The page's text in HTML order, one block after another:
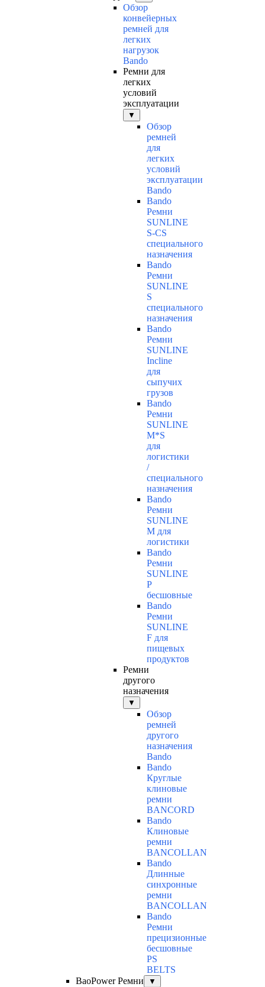
Обзор
конвейерных
ремней для
легких
нагрузок
Bando
Ремни для
легких
условий
эксплуатации
▼
Обзор
ремней
для
легких
условий
эксплуатации
Bando
Bando
Ремни
SUNLINE
S-CS
специального
назначения
Bando
Ремни
SUNLINE
S
специального
назначения
Bando
Ремни
SUNLINE
Incline
для
сыпучих
грузов
Bando
Ремни
SUNLINE
M*S
для
логистики
/
специального
назначения
Bando
Ремни
SUNLINE
M для
логистики
Bando
Ремни
SUNLINE
P
бесшовные
Bando
Ремни
SUNLINE
F для
пищевых
продуктов
Ремни
другого
назначения
▼
Обзор
ремней
другого
назначения
Bando
Bando
Круглые
клиновые
ремни
BANCORD
Bando
Клиновые
ремни
BANCOLLAN
Bando
Длинные
синхронные
ремни
BANCOLLAN
Bando
Ремни
прецизионные
бесшовные
PS
BELTS
BaoPower Ремни
▼